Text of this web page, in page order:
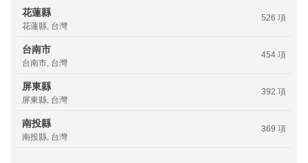
花蓮縣
花蓮縣, 台灣
526 項
台南市
台南市, 台灣
454 項
屏東縣
屏東縣, 台灣
392 項
南投縣
南投縣, 台灣
369 項